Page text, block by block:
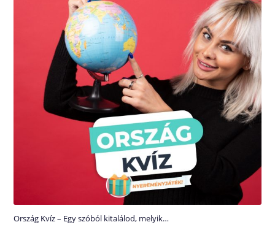
Ország Kvíz – Egy szóból kitalálod, melyik…